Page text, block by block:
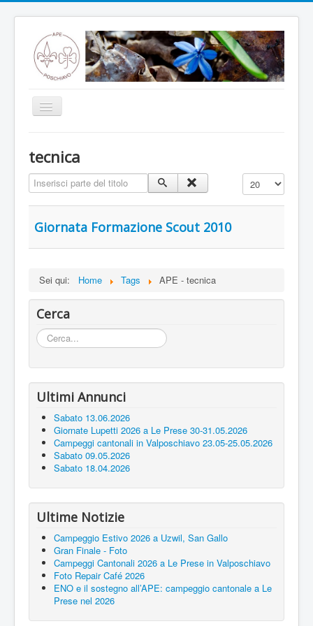
Toggle
Notizie
Annunci
Storia
Capanna
ENO
Tags
tecnica
Inserisci parte del titolo Visualizza n.
Giornata Formazione Scout 2010
Sei qui: Home Tags APE - tecnica
Cerca
Cerca...
Ultimi Annunci
Sabato 13.06.2026
Giornate Lupetti 2026 a Le Prese 30-31.05.2026
Campeggi cantonali in Valposchiavo 23.05-25.05.2026
Sabato 09.05.2026
Sabato 18.04.2026
Ultime Notizie
Campeggio Estivo 2026 a Uzwil, San Gallo
Gran Finale - Foto
Campeggi Cantonali 2026 a Le Prese in Valposchiavo
Foto Repair Café 2026
ENO e il sostegno all’APE: campeggio cantonale a Le
Prese nel 2026